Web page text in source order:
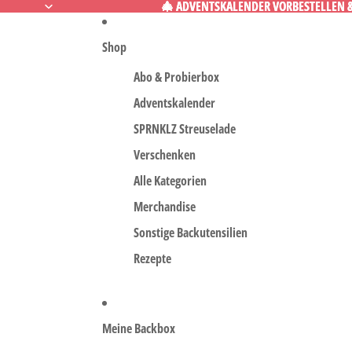
🎄 ADVENTSKALENDER
🎄 ADVENTSKALENDER
Shop
Abo & Probierbox
Adventskalender
SPRNKLZ Streuselade
Verschenken
Alle Kategorien
Merchandise
Sonstige Backutensilien
Rezepte
Meine Backbox